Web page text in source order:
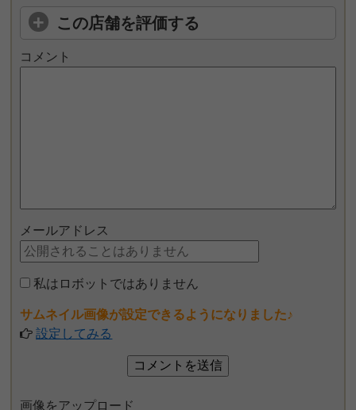
この店舗を評価する
コメント
メールアドレス
私はロボットではありません
サムネイル画像が設定できるようになりました♪
設定してみる
画像をアップロード